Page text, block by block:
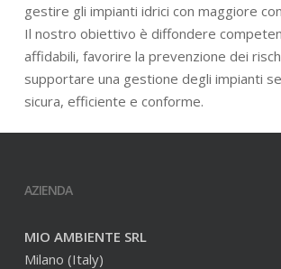
gestire gli impianti idrici con maggiore
Il nostro obiettivo è diffondere
affidabili, favorire la prevenzione dei
supportare una gestione degli impianti
sicura, efficiente e conforme.
AZIENDA
MIO AMBIENTE SRL
Milano (Italy)